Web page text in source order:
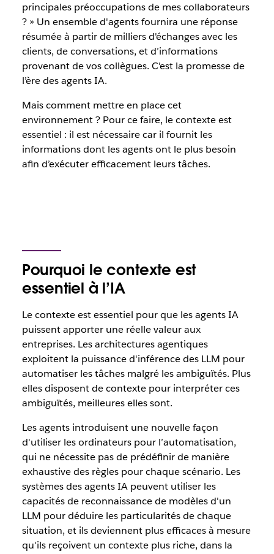
principales préoccupations de mes collaborateurs
? » Un ensemble d'agents fournira une réponse
résumée à partir de milliers d'échanges avec les
clients, de conversations, et d’informations
provenant de vos collègues. C'est la promesse de
l’ère des agents IA.
Mais comment mettre en place cet
environnement ? Pour ce faire, le contexte est
essentiel : il est nécessaire car il fournit les
informations dont les agents ont le plus besoin
afin d’exécuter efficacement leurs tâches.
Pourquoi le contexte est
essentiel à l’IA
Le contexte est essentiel pour que les agents IA
puissent apporter une réelle valeur aux
entreprises. Les architectures agentiques
exploitent la puissance d'inférence des LLM pour
automatiser les tâches malgré les ambiguïtés. Plus
elles disposent de contexte pour interpréter ces
ambiguïtés, meilleures elles sont.
Les agents introduisent une nouvelle façon
d'utiliser les ordinateurs pour l’automatisation,
qui ne nécessite pas de prédéfinir de manière
exhaustive des règles pour chaque scénario. Les
systèmes des agents IA peuvent utiliser les
capacités de reconnaissance de modèles d'un
LLM pour déduire les particularités de chaque
situation, et ils deviennent plus efficaces à mesure
qu'ils reçoivent un contexte plus riche, dans la